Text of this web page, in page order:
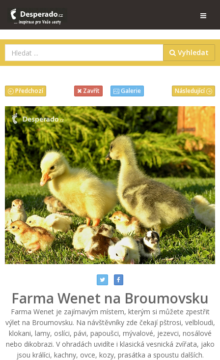
Vyhledat
Následující
Předchozí Zavřít Galerie
Farma Wenet na Broumovsku
Farma Wenet je zajímavým místem, kterým si můžete zpestřit
výlet na Broumovsku. Na návštěvníky zde čekají pštrosi, velbloudi,
klokani, lamy, oslíci, pávi, papoušci, mývalové, jezevci, nosálové
nebo dikobrazi. V ohradách uvidíte i klasická vesnická zvířata, jako
jsou králíci, kachny, ovce, kozy, prasátka a spoustu dalších.